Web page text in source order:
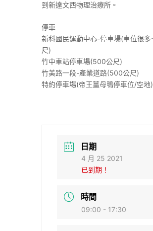
到新達文西物理治療所。
停車
新科國民運動中心-停車場(車位很
尺)
竹中車站停車場(500公尺)
竹美路一段-產業道路(500公尺)
特約停車場(帝王薑母鴨停車位/空地)
日期
4 月 25 2021
已到期！
時間
09:00 - 17:30